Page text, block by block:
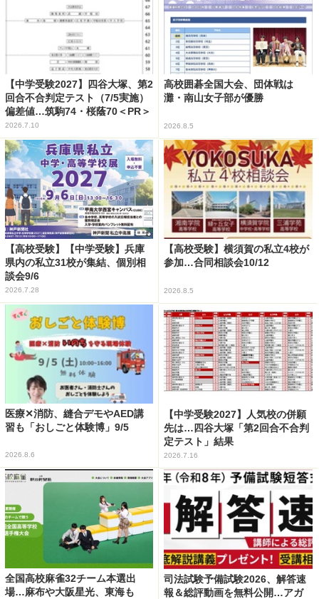
【中学受験2027】四谷大塚、第2
回合不合判定テスト（7/5実施）
偏差値…筑駒74・桜蔭70＜PR＞
2026.7.10
高校囲碁全国大会、団体戦は
灘・南山女子部が優勝
2026.8.5
【高校受験】【中学受験】兵庫
県内の私立31校が集結、個別相
談会9/6
2026.7.28
【高校受験】横須賀の私立4校が
参加…合同相談会10/12
2026.8.5
医療✕消防、縫合デモやAED講
習も「おしごと体験博」9/5
2026.8.6
【中学受験2027】人気校の併願
先は…四谷大塚「第2回合不合判
定テスト」結果
2026.7.16
全国高校麻雀32チーム本選出
場…麻布や大阪星光、東海も
司法試験予備試験2026、解答速
報＆総評動画を無料公開…アガ